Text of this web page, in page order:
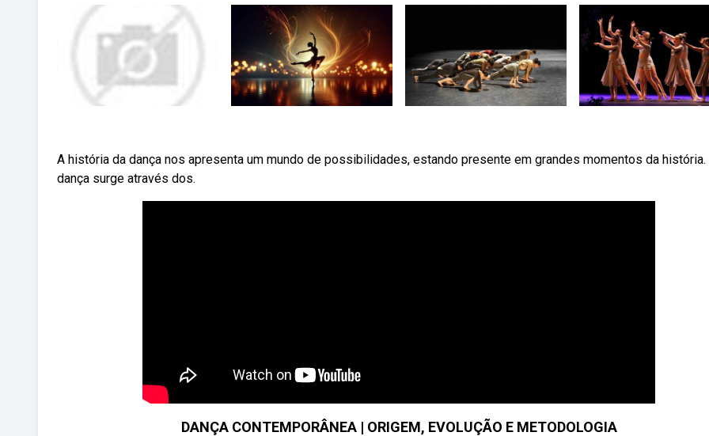
A história da dança nos apresenta um mundo de possibilidades, estando presente em grandes momentos da história.
dança surge através dos.
DANÇA CONTEMPORÂNEA | ORIGEM, EVOLUÇÃO E METODOLOGIA